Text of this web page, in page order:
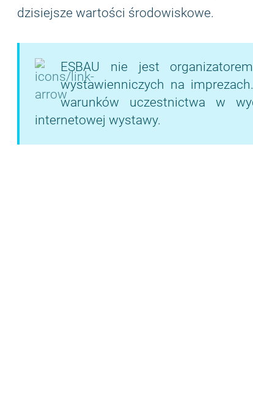
dzisiejsze wartości środowiskowe.
ESBAU nie jest
wystawienniczych na
warunków uczestnictwa w
internetowej wystawy.